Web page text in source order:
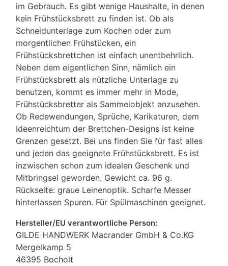
im Gebrauch. Es gibt wenige Haushalte, in denen
kein Frühstücksbrett zu finden ist. Ob als
Schneidunterlage zum Kochen oder zum
morgentlichen Frühstücken, ein
Frühstücksbrettchen ist einfach unentbehrlich.
Neben dem eigentlichen Sinn, nämlich ein
Frühstücksbrett als nützliche Unterlage zu
benutzen, kommt es immer mehr in Mode,
Frühstücksbretter als Sammelobjekt anzusehen.
Ob Redewendungen, Sprüche, Karikaturen, dem
Ideenreichtum der Brettchen-Designs ist keine
Grenzen gesetzt. Bei uns finden Sie für fast alles
und jeden das geeignete Frühstücksbrett. Es ist
inzwischen schon zum idealen Geschenk und
Mitbringsel geworden. Gewicht ca. 96 g.
Rückseite: graue Leinenoptik. Scharfe Messer
hinterlassen Spuren. Für Spülmaschinen geeignet.
Hersteller/EU verantwortliche Person:
GILDE HANDWERK Macrander GmbH & Co.KG
Mergelkamp 5
46395 Bocholt